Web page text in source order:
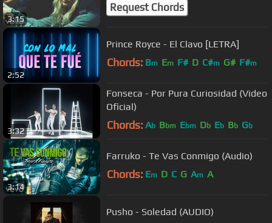
3:15
Request Chords
2:52
Prince Royce - El Clavo [LETRA]
Chords: Bm Em F# D C#m G# F#m
3:32
Fonseca - Por Pura Curiosidad (Video
Oficial)
Chords: Ab Bbm Ebm Db Eb Bb Gb
3:14
Farruko - Te Vas Conmigo (Audio)
Chords: Em D C G Am A
Pusho - Soledad (AUDIO)